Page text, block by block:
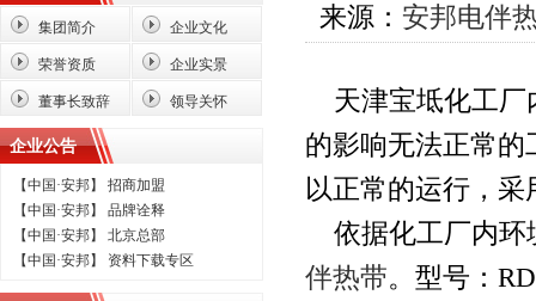
集团简介 企业文化
荣誉资质 企业实景
董事长致辞 领导关怀
企业公告
【中国·安邦】 招商加盟
【中国·安邦】 品牌诠释
【中国·安邦】 北京总部
【中国·安邦】 资料下载专区
来源： 安邦电伴
天津宝坻化工厂
的影响无法正常
以正常的运行，采
依据化工厂内环
伴热带。型号：